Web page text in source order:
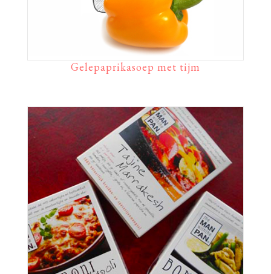
Gelepaprikasoep met tijm